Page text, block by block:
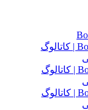
مینی لودر بابکت Bobcat T320 | کاتالوگ
مینی لودر بابکت Bobcat S185 | کاتالوگ
مینی لودر بابکت Bobcat S130 | کاتالوگ